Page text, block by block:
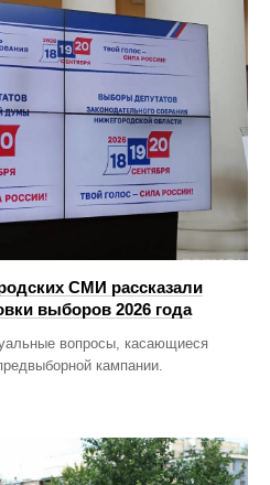
СМИ рассказали
выборов 2026 года
вопросы, касающиеся
кампании.